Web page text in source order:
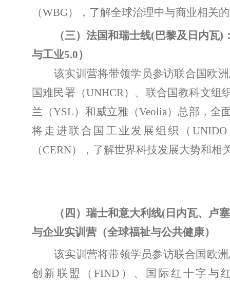
（WBG），了解全球治理中与商业相关
（三）法国和瑞士线(巴黎及日内瓦)
与工业5.0）
该实训营将带领学员参访联合国欧
国难民署（UNHCR）、联合国教科文组
兰（YSL）和威立雅（Veolia）总部，全
将走进联合国工业发展组织（UNIDO
（CERN）， 了解世界科技发展大势和相
（四）瑞士和意大利线( 日内瓦、卢
与企业实训营（全球福祉与公共健康）
该实训营将带领学员参访联合国欧
创新联盟（FIND ）、国际红十字与